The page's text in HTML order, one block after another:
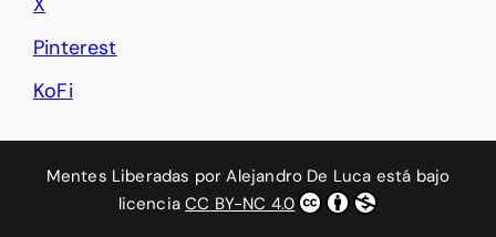
Pinterest
KoFi
Mentes Liberadas porAlejandro De Luca está bajo
licenciaCC BY-NC 4.0